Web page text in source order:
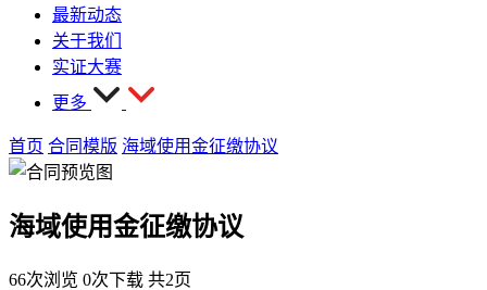
最新动态
关于我们
实证大赛
更多
首页 合同模版 海域使用金征缴协议
海域使用金征缴协议
66次浏览 0次下载 共2页